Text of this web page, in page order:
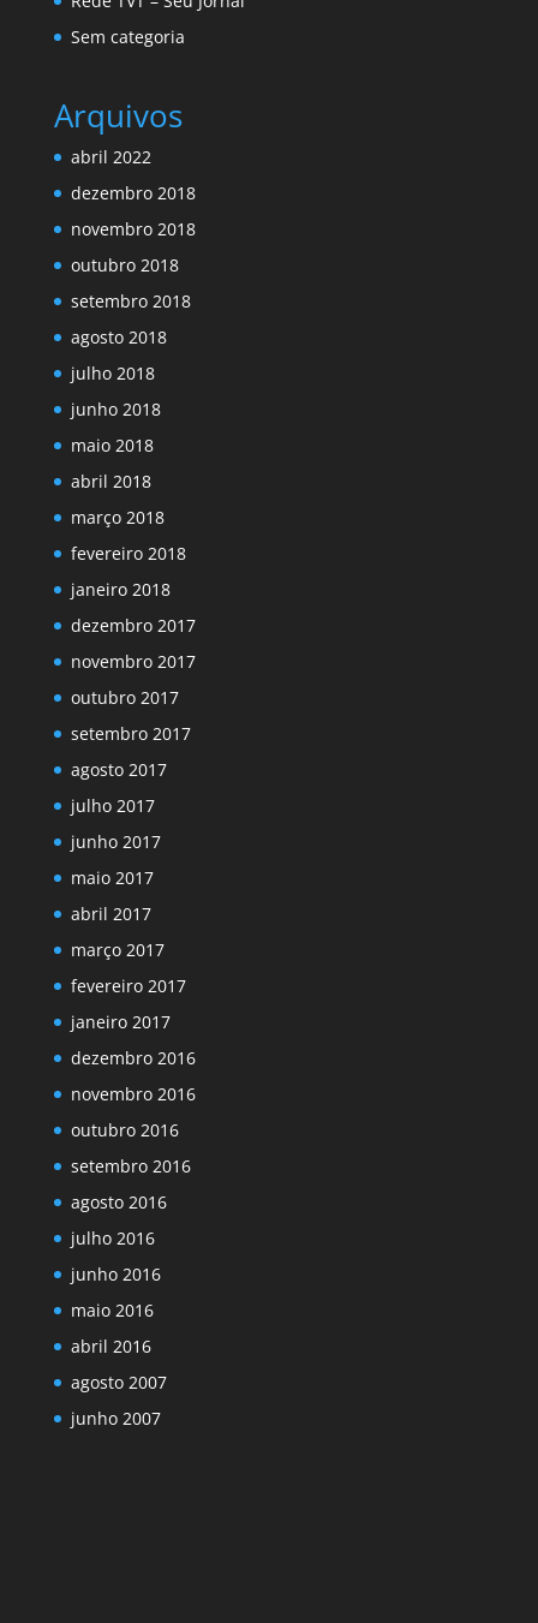
Sem categoria
Arquivos
abril 2022
dezembro 2018
novembro 2018
outubro 2018
setembro 2018
agosto 2018
julho 2018
junho 2018
maio 2018
abril 2018
março 2018
fevereiro 2018
janeiro 2018
dezembro 2017
novembro 2017
outubro 2017
setembro 2017
agosto 2017
julho 2017
junho 2017
maio 2017
abril 2017
março 2017
fevereiro 2017
janeiro 2017
dezembro 2016
novembro 2016
outubro 2016
setembro 2016
agosto 2016
julho 2016
junho 2016
maio 2016
abril 2016
agosto 2007
junho 2007